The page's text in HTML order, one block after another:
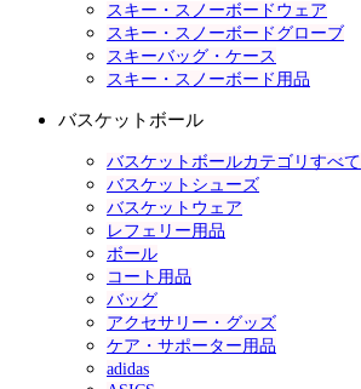
スキー・スノーボードウェア
スキー・スノーボードグローブ
スキーバッグ・ケース
スキー・スノーボード用品
バスケットボール
バスケットボールカテゴリすべて
バスケットシューズ
バスケットウェア
レフェリー用品
ボール
コート用品
バッグ
アクセサリー・グッズ
ケア・サポーター用品
adidas